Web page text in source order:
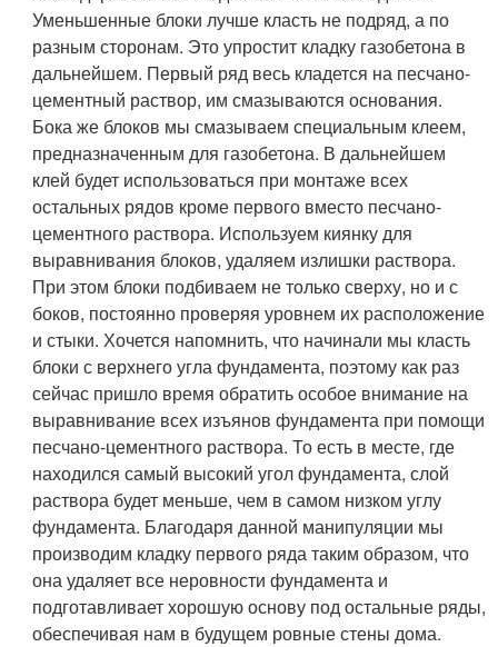
Уменьшенные блоки лучше класть не подряд, а по
разным сторонам. Это упростит кладку газобетона в
дальнейшем. Первый ряд весь кладется на песчано-
цементный раствор, им смазываются основания.
Бока же блоков мы смазываем специальным клеем,
предназначенным для газобетона. В дальнейшем
клей будет использоваться при монтаже всех
остальных рядов кроме первого вместо песчано-
цементного раствора. Используем киянку для
выравнивания блоков, удаляем излишки раствора.
При этом блоки подбиваем не только сверху, но и с
боков, постоянно проверяя уровнем их расположение
и стыки. Хочется напомнить, что начинали мы класть
блоки с верхнего угла фундамента, поэтому как раз
сейчас пришло время обратить особое внимание на
выравнивание всех изъянов фундамента при помощи
песчано-цементного раствора. То есть в месте, где
находился самый высокий угол фундамента, слой
раствора будет меньше, чем в самом низком углу
фундамента. Благодаря данной манипуляции мы
производим кладку первого ряда таким образом, что
она удаляет все неровности фундамента и
подготавливает хорошую основу под остальные ряды,
обеспечивая нам в будущем ровные стены дома.